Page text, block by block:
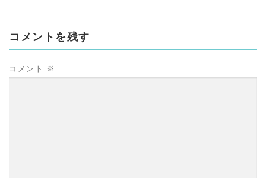
コメントを残す
コメント ※